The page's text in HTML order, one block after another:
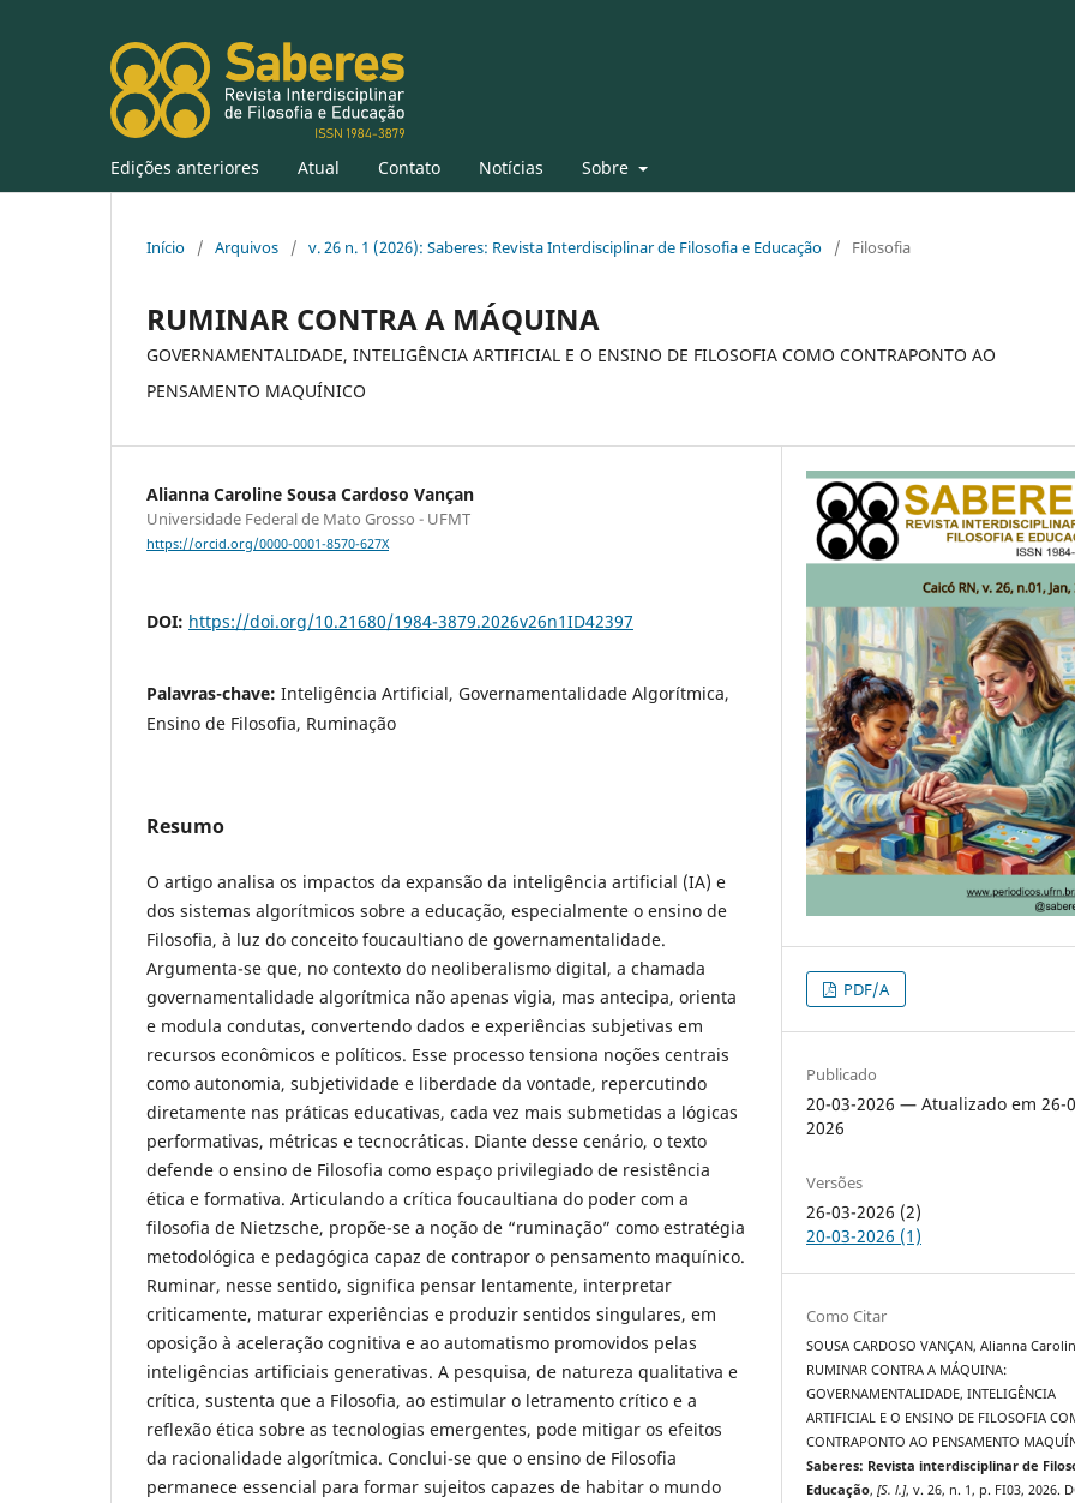
Edições anteriores Atual Contato Notícias Sobre
Início / Arquivos / v. 26 n. 1 (2026): Saberes: Revista Interdisciplinar de Filosofia e Educação / Filosofia
RUMINAR CONTRA A MÁQUINA
GOVERNAMENTALIDADE, INTELIGÊNCIA ARTIFICIAL E O ENSINO DE FILOSOFIA COMO CONTRAPONTO AO
PENSAMENTO MAQUÍNICO
Alianna Caroline Sousa Cardoso Vançan
Universidade Federal de Mato Grosso - UFMT
https://orcid.org/0000-0001-8570-627X
DOI: https://doi.org/10.21680/1984-3879.2026v26n1ID42397
Palavras-chave: Inteligência Artificial, Governamentalidade Algorítmica,
Ensino de Filosofia, Ruminação
Resumo
O artigo analisa os impactos da expansão da inteligência artificial (IA) e
dos sistemas algorítmicos sobre a educação, especialmente o ensino de
Filosofia, à luz do conceito foucaultiano de governamentalidade.
Argumenta-se que, no contexto do neoliberalismo digital, a chamada
governamentalidade algorítmica não apenas vigia, mas antecipa, orienta
e modula condutas, convertendo dados e experiências subjetivas em
recursos econômicos e políticos. Esse processo tensiona noções centrais
como autonomia, subjetividade e liberdade da vontade, repercutindo
diretamente nas práticas educativas, cada vez mais submetidas a lógicas
performativas, métricas e tecnocráticas. Diante desse cenário, o texto
defende o ensino de Filosofia como espaço privilegiado de resistência
ética e formativa. Articulando a crítica foucaultiana do poder com a
filosofia de Nietzsche, propõe-se a noção de “ruminação” como estratégia
metodológica e pedagógica capaz de contrapor o pensamento maquínico.
Ruminar, nesse sentido, significa pensar lentamente, interpretar
criticamente, maturar experiências e produzir sentidos singulares, em
oposição à aceleração cognitiva e ao automatismo promovidos pelas
inteligências artificiais generativas. A pesquisa, de natureza qualitativa e
crítica, sustenta que a Filosofia, ao estimular o letramento crítico e a
reflexão ética sobre as tecnologias emergentes, pode mitigar os efeitos
da racionalidade algorítmica. Conclui-se que o ensino de Filosofia
permanece essencial para formar sujeitos capazes de habitar o mundo
PDF/A
Publicado
20-03-2026 — Atualizado em 26-
2026
Versões
26-03-2026 (2)
20-03-2026 (1)
Como Citar
SOUSA CARDOSO VANÇAN, Alianna
RUMINAR CONTRA A MÁQUINA:
GOVERNAMENTALIDADE, INTELIGÊNCIA
ARTIFICIAL E O ENSINO DE FILOSOFIA
CONTRAPONTO AO PENSAMENTO
Saberes: Revista interdisciplinar de
Educação,[S. l.], v. 26, n. 1, p. FI03, 2026.